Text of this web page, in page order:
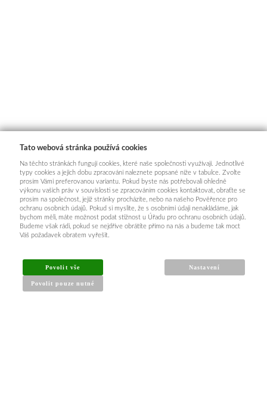
Tato webová stránka používá cookies
Na těchto stránkách fungují cookies, které naše společnosti využívají. Jednotlivé
typy cookies a jejich dobu zpracování naleznete popsané níže v tabulce. Zvolte
prosím Vámi preferovanou variantu. Pokud byste nás potřebovali ohledně
výkonu vašich práv v souvislosti se zpracováním cookies kontaktovat, obraťte se
prosím na společnost, jejíž stránky procházíte, nebo na našeho Pověřence pro
ochranu osobních údajů. Pokud si myslíte, že s osobními údaji nenakládáme, jak
bychom měli, máte možnost podat stížnost u Úřadu pro ochranu osobních údajů.
Budeme však rádi, pokud se nejdříve obrátíte přímo na nás a budeme tak moct
Váš požadavek obratem vyřešit.
Povolit vše
Povolit pouze nutné
Nastavení